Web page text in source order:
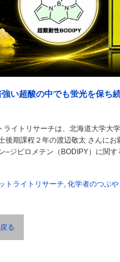
い超酸の中でも蛍光を保ち
ライトリサーチは、北海道大学大
後期課程２年の渡辺敬太 さんにお
‒ジピロメテン（BODIPY）に関
トライトリサーチ, 化学者のつぶや
る